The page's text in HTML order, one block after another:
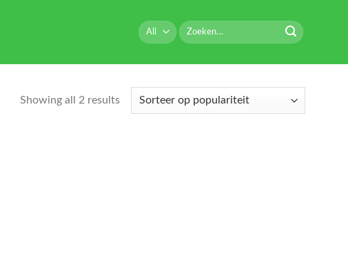
Zoeken
naar:
Showing all 2 results